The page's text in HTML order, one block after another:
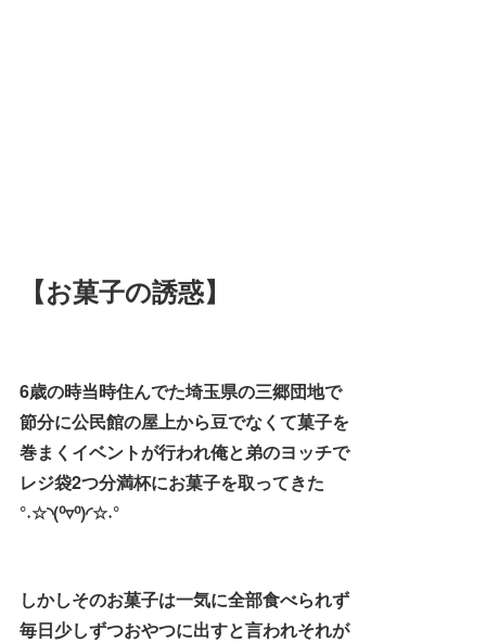
【お菓子の誘惑】
6歳の時当時住んでた埼玉県の三郷団地で
節分に公民館の屋上から豆でなくて菓子を
巻まくイベントが行われ俺と弟のヨッチで
レジ袋2つ分満杯にお菓子を取ってきた
°˖☆◝(⁰▿⁰)◜☆˖°
しかしそのお菓子は一気に全部食べられず
毎日少しずつおやつに出すと言われそれが